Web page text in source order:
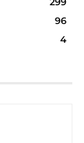
96
4